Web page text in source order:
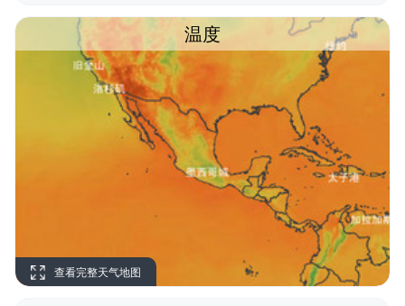
温度
查看完整天气地图